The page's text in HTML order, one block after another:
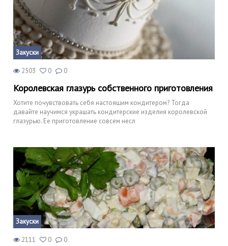
Закуски
2503 0 0
Королевская глазурь собственного приготовления
Хотите почувствовать себя настоящим кондитером? Тогда
давайте научимся украшать кондитерские изделия королевской
глазурью. Ее приготовление совсем несл
Закуски
2111 0 0